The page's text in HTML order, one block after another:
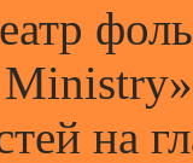
на